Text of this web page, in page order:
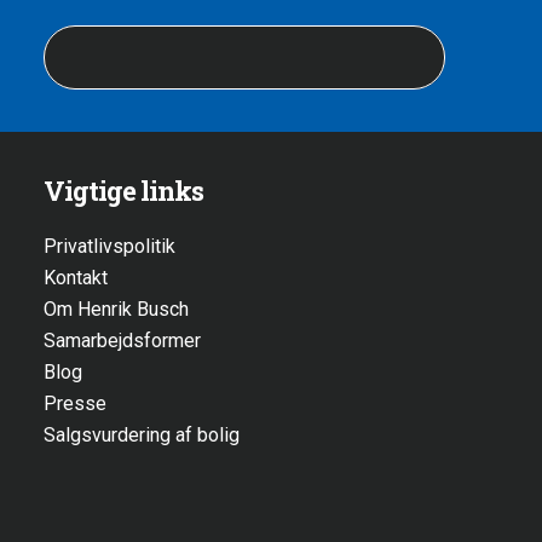
Vigtige links
Privatlivspolitik
Kontakt
Om Henrik Busch
Samarbejdsformer
Blog
Presse
Salgsvurdering af bolig